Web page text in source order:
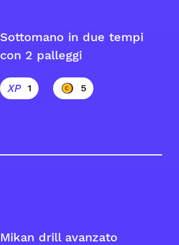
Sottomano in due tempi
con 2 palleggi
1 5
Mikan drill avanzato